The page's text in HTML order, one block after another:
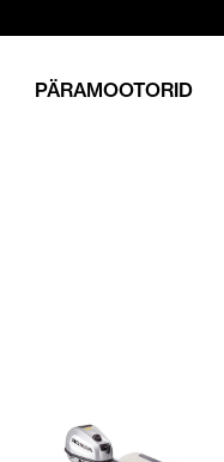
PÄRAMOOTORID